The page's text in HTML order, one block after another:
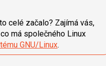
celé začalo? Zajímá vás,
má společného Linux
GNU/Linux.